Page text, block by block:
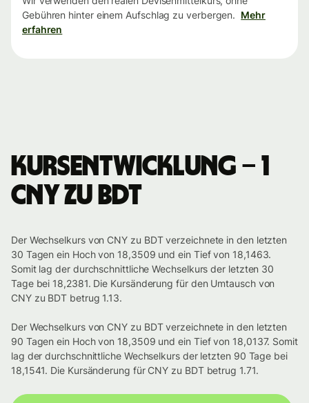
Gebühren hinter einem Aufschlag zu verbergen. Mehr
erfahren
Kursentwicklung – 1
CNY zu BDT
Der Wechselkurs von CNY zu BDT verzeichnete in den letzten
30 Tagen ein Hoch von 18,3509 und ein Tief von 18,1463.
Somit lag der durchschnittliche Wechselkurs der letzten 30
Tage bei 18,2381. Die Kursänderung für den Umtausch von
CNY zu BDT betrug 1.13.
Der Wechselkurs von CNY zu BDT verzeichnete in den letzten
90 Tagen ein Hoch von 18,3509 und ein Tief von 18,0137. Somit
lag der durchschnittliche Wechselkurs der letzten 90 Tage bei
18,1541. Die Kursänderung für CNY zu BDT betrug 1.71.